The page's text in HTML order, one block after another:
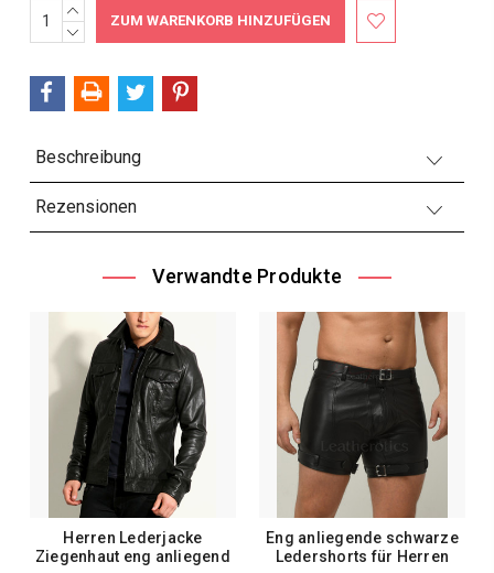
Aktueller
Bestand:
MENGE
ERHÖHEN:
MENGE
Beschreibung
Rezensionen
Verwandte Produkte
Herren Lederjacke
Ziegenhaut eng anliegend
Eng anliegende schwarze
Ledershorts für Herren